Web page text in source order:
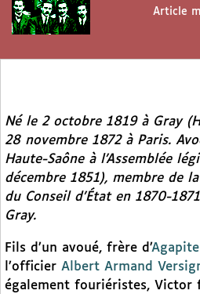
Article
Né le 2 octobre 1819 à Gray
28 novembre 1872 à Paris.
Haute-Saône à l’Assemblée
décembre 1851), membre de
du Conseil d’État en 1870-
Gray.
Fils d’un avoué, frère d’
l’officier Albert Armand
également fouriéristes, Victor